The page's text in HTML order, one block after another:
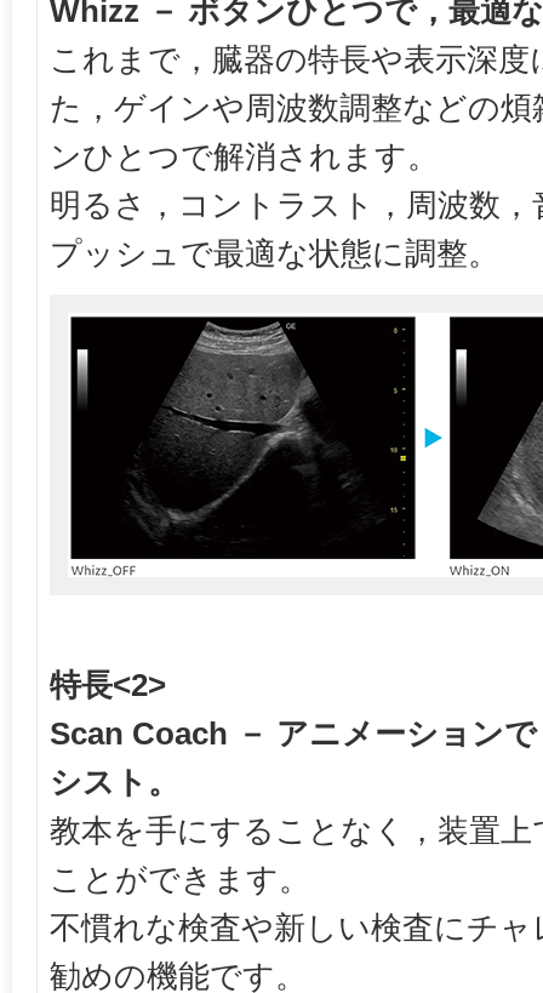
Whizz － ボタンひとつで，最適
これまで，臓器の特長や表示深
た，ゲインや周波数調整などの
ンひとつで解消されます。
明るさ，コントラスト，周波数
プッシュで最適な状態に調整。
特長<2>
Scan Coach － アニメーション
シスト。
教本を手にすることなく，装置
ことができます。
不慣れな検査や新しい検査にチ
勧めの機能です。